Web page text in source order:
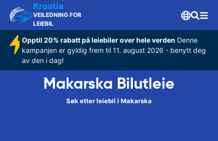
Kroatia
VEILEDNING FOR
LEIEBIL
Opptil 20% rabatt på leiebiler over hele verden Denne
kampanjen er gyldig frem til 11. august 2026 - benytt deg
av den i dag!
Makarska Bilutleie
Søk etter leiebil i Makarska